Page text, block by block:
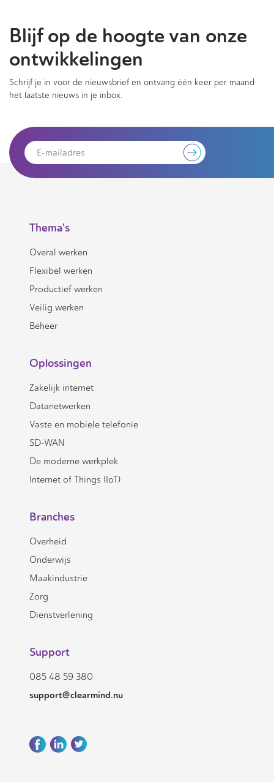
Blijf op de hoogte van onze
ontwikkelingen
Schrijf je in voor de nieuwsbrief en ontvang één keer per maand
het laatste nieuws in je inbox.
Thema's
Overal werken
Flexibel werken
Productief werken
Veilig werken
Beheer
Oplossingen
Zakelijk internet
Datanetwerken
Vaste en mobiele telefonie
SD-WAN
De moderne werkplek
Internet of Things (IoT)
Branches
Overheid
Onderwijs
Maakindustrie
Zorg
Dienstverlening
Support
085 48 59 380
support@clearmind.nu